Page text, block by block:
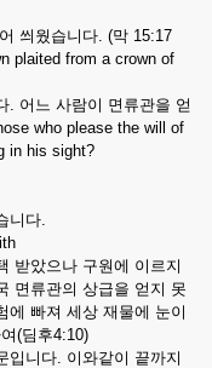
씌웠습니다. (막 15:17
plaited from a crown of
. 어느 사람이 면류관을 얻
who please the will of
in his sight?
니다.
받았으나 구원에 이르지
면류관의 상급을 얻지 못
에 빠져 세상 재물에 눈이
(딤후4:10)
입니다. 이와같이 끝까지